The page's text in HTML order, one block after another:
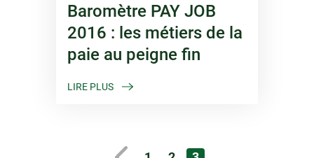
Baromètre PAY JOB
2016 : les métiers de la
paie au peigne fin
LIRE PLUS